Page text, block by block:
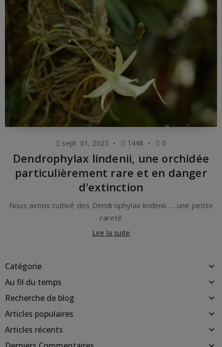
sept. 01, 2023 1448 0
Dendrophylax lindenii, une orchidée
particulièrement rare et en danger
d'extinction
Nous avons cultivé des Dendrophylax lindenii .... une petite
rareté
Lire la suite
Catégorie
Au fil du temps
Recherche de blog
Articles populaires
Articles récents